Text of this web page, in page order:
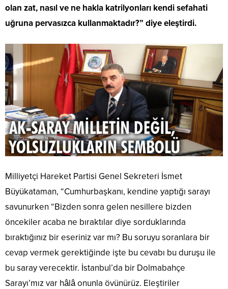
olan zat, nasıl ve ne hakla katrilyonları kendi sefahati
uğruna pervasızca kullanmaktadır?” diye eleştirdi.
Milliyetçi Hareket Partisi Genel Sekreteri İsmet
Büyükataman, “Cumhurbaşkanı, kendine yaptığı sarayı
savunurken “Bizden sonra gelen nesillere bizden
öncekiler acaba ne bıraktılar diye sorduklarında
bıraktığınız bir eseriniz var mı? Bu soruyu soranlara bir
cevap vermek gerektiğinde işte bu cevabı bu duruşu ile
bu saray verecektir. İstanbul’da bir Dolmabahçe
Sarayı’mız var hâlâ onunla övünürüz. Eleştiriler